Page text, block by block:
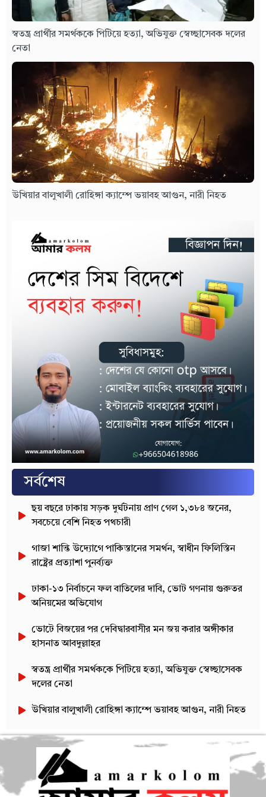
স্বতন্ত্র প্রার্থীর সমর্থককে পিটিয়ে হত্যা, অভিযুক্ত স্বেচ্ছাসেবক দলের
নেতা
উখিয়ার বালুখালী রোহিঙ্গা ক্যাম্পে ভয়াবহ আগুন, নারী নিহত
সর্বশেষ
ছয় বছরে ঢাকায় সড়ক দুর্ঘটনায় প্রাণ গেল ১,৩৮৪ জনের,
সবচেয়ে বেশি নিহত পথচারী
গাজা শান্তি উদ্যোগে পাকিস্তানের সমর্থন, স্বাধীন ফিলিস্তিন
রাষ্ট্রের প্রত্যাশা পুনর্ব্যক্ত
ঢাকা-১৩ নির্বাচনে ফল বাতিলের দাবি, ভোট গণনায় গুরুতর
অনিয়মের অভিযোগ
ভোটে বিজয়ের পর দেবিদ্বারবাসীর মন জয় করার অঙ্গীকার
হাসনাত আবদুল্লাহর
স্বতন্ত্র প্রার্থীর সমর্থককে পিটিয়ে হত্যা, অভিযুক্ত স্বেচ্ছাসেবক
দলের নেতা
উখিয়ার বালুখালী রোহিঙ্গা ক্যাম্পে ভয়াবহ আগুন, নারী নিহত